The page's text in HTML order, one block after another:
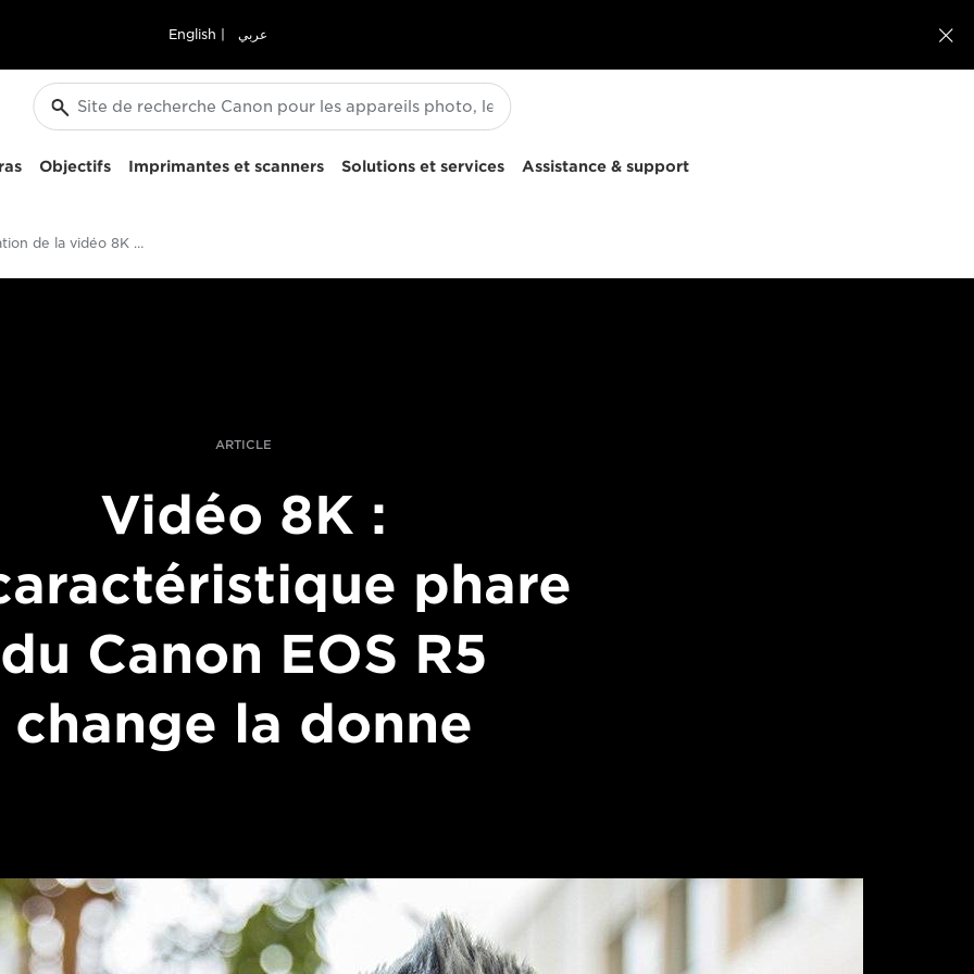
English عربي 
Objectifs Imprimantes et scanners Solutions et services Assistance & support
Présentation de la vidéo 8K – Canon EOS R5
ARTICLE
Vidéo 8K :
phare
du Canon EOS R5
change la donne